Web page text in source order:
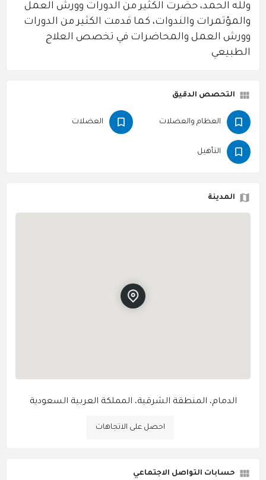
ولله الحمد، حضرت الكثير من الدورات وورش العمل
والمؤتمرات والندوات، كما قدمت الكثير من الدورات
وورش العمل والمحاضرات في تخصص العلاج
الطبيعي
التحصص الدقيق
العظام والعضلات العضلات
التأهيل
المدينة
الدمام، المنطقة الشرقية، المملكة العربية السعودية
احصل على الاتجاهات
حسابات التواصل الاجتماعي